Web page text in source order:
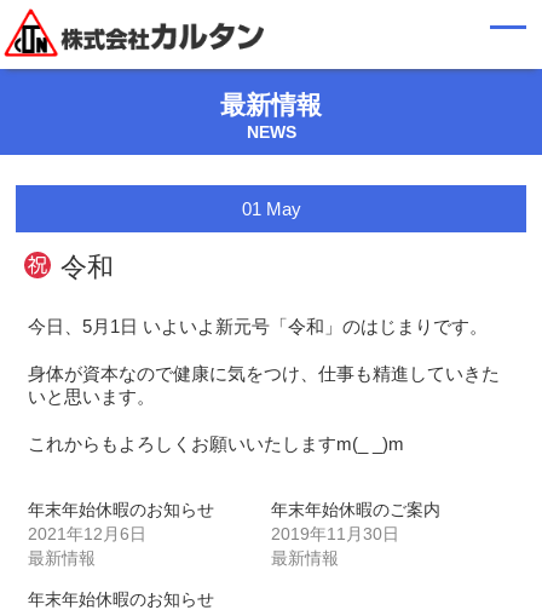
最新情報
NEWS
01 May
令和
今日、5月1日 いよいよ新元号「令和」のはじまりです。
身体が資本なので健康に気をつけ、仕事も精進していきた
いと思います。
これからもよろしくお願いいたしますm(_ _)m
年末年始休暇のお知らせ
2021年12月6日
最新情報
年末年始休暇のご案内
2019年11月30日
最新情報
年末年始休暇のお知らせ